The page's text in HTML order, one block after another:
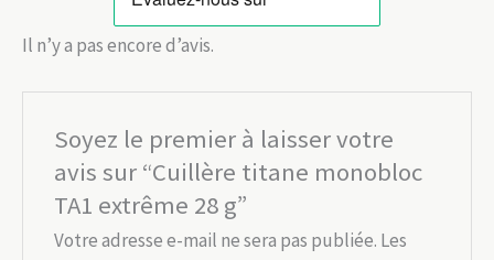
Il n’y a pas encore d’avis.
Soyez le premier à laisser votre
avis sur “Cuillère titane monobloc
TA1 extrême 28 g”
Votre adresse e-mail ne sera pas publiée. Les